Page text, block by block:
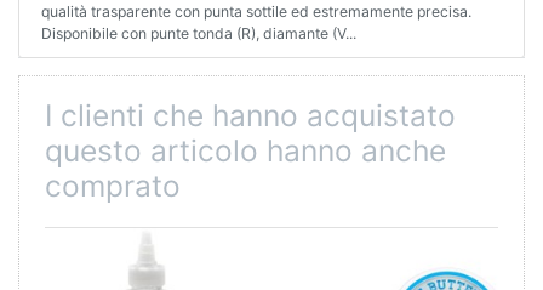
qualità trasparente con punta sottile ed estremamente precisa.
Disponibile con punte tonda (R), diamante (V...
I clienti che hanno acquistato
questo articolo hanno anche
comprato